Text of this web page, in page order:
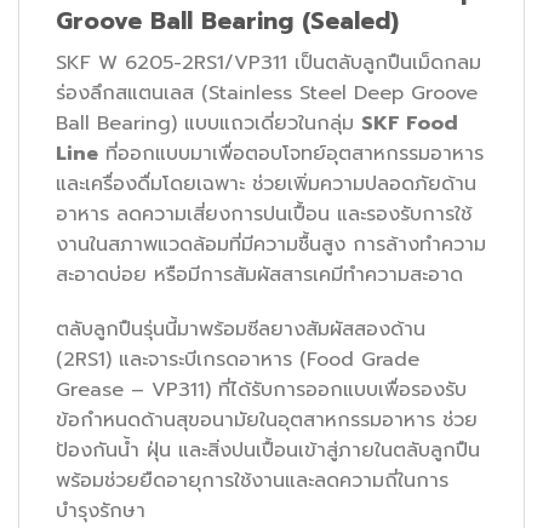
Groove Ball Bearing (Sealed)
SKF W 6205-2RS1/VP311 เป็นตลับลูกปืนเม็ดกลม
ร่องลึกสแตนเลส (Stainless Steel Deep Groove
Ball Bearing) แบบแถวเดี่ยวในกลุ่ม SKF Food
Line ที่ออกแบบมาเพื่อตอบโจทย์อุตสาหกรรมอาหาร
และเครื่องดื่มโดยเฉพาะ ช่วยเพิ่มความปลอดภัยด้าน
อาหาร ลดความเสี่ยงการปนเปื้อน และรองรับการใช้
งานในสภาพแวดล้อมที่มีความชื้นสูง การล้างทำความ
สะอาดบ่อย หรือมีการสัมผัสสารเคมีทำความสะอาด
ตลับลูกปืนรุ่นนี้มาพร้อมซีลยางสัมผัสสองด้าน
(2RS1) และจาระบีเกรดอาหาร (Food Grade
Grease – VP311) ที่ได้รับการออกแบบเพื่อรองรับ
ข้อกำหนดด้านสุขอนามัยในอุตสาหกรรมอาหาร ช่วย
ป้องกันน้ำ ฝุ่น และสิ่งปนเปื้อนเข้าสู่ภายในตลับลูกปืน
พร้อมช่วยยืดอายุการใช้งานและลดความถี่ในการ
บำรุงรักษา